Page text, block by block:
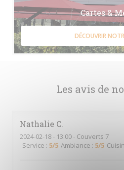
Les avis de
Nathalie C
2024-02-18- 13:00 - Couverts 7
Service : 5/5 Ambiance : 5/5
Cartes &
DÉCOUVRIR